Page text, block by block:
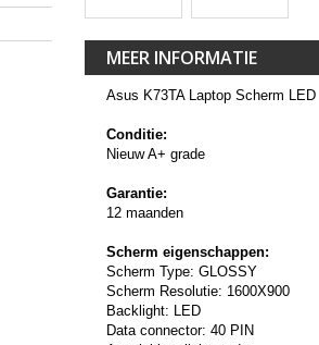
MEER INFORMATIE
Asus K73TA Laptop Scherm LED
Conditie:
Nieuw A+ grade
Garantie:
12 maanden
Scherm eigenschappen:
Scherm Type: GLOSSY
Scherm Resolutie: 1600X900
Backlight: LED
Data connector: 40 PIN